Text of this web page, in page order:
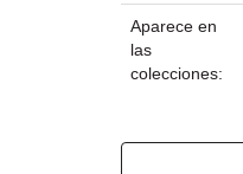
Aparece en
las
colecciones: